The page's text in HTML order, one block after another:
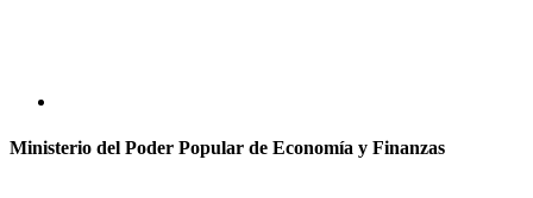
Ministerio del Poder Popular de Economía y Finanzas